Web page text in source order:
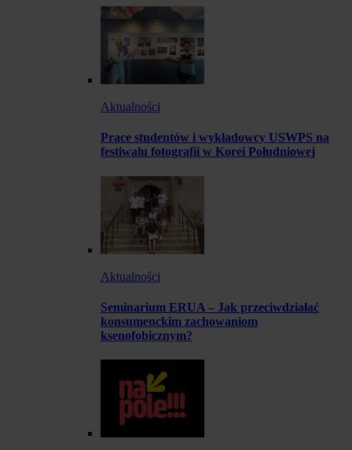
Aktualności
Prace studentów i wykładowcy USWPS na
festiwalu fotografii w Korei Południowej
Aktualności
Seminarium ERUA – Jak przeciwdziałać
konsumenckim zachowaniom
ksenofobicznym?